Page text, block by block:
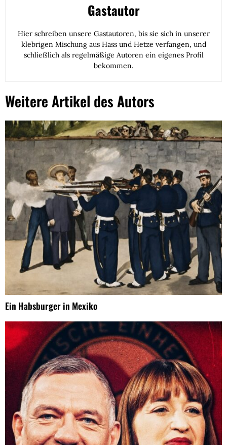
Gastautor
Hier schreiben unsere Gastautoren, bis sie sich in unserer
klebrigen Mischung aus Hass und Hetze verfangen, und
schließlich als regelmäßige Autoren ein eigenes Profil
bekommen.
Weitere Artikel des Autors
Ein Habsburger in Mexiko